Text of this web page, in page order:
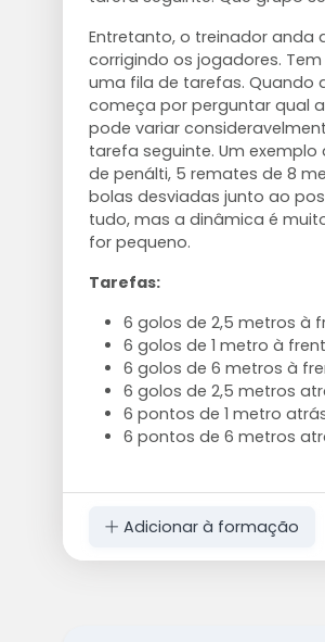
Entretanto, o treinador anda
corrigindo os jogadores.
uma fila de tarefas. Quando
começa por perguntar qual
pode variar
tarefa seguinte. Um exemplo
de penálti, 5 remates de 8
bolas desviadas junto ao
tudo, mas a dinâmica é
for pequeno.
Tarefas:
6 golos de 2,5 metros à
6 golos de 1 metro à
6 golos de 6 metros à
6 golos de 2,5 metros
6 pontos de 1 metro
6 pontos de 6 metros
Adicionar à formação